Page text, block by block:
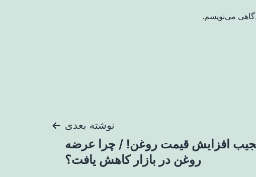
می‌نویسم.
نوشته بعدی
افزایش قیمت روغن! / چرا عرضه
روغن در بازار کاهش یافت؟